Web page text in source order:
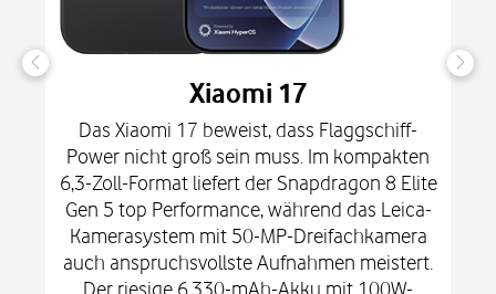
Xiaomi 17
Das Xiaomi 17 beweist, dass Flaggschiff-
Power nicht groß sein muss. Im kompakten
6,3-Zoll-Format liefert der Snapdragon 8 Elite
Gen 5 top Performance, während das Leica-
Kamerasystem mit 50-MP-Dreifachkamera
auch anspruchsvollste Aufnahmen meistert.
Der riesige 6.330-mAh-Akku mit 100W-